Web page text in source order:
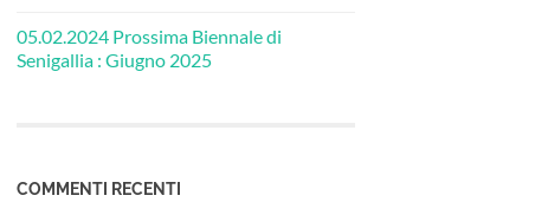
05.02.2024 Prossima Biennale di
Senigallia : Giugno 2025
COMMENTI RECENTI